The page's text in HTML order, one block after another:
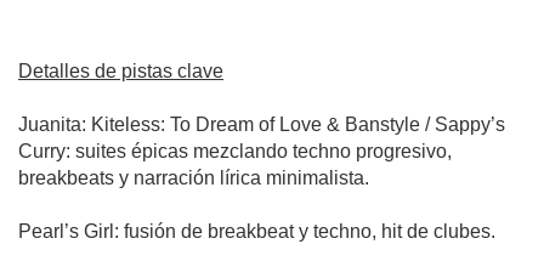
Detalles de pistas clave
Juanita: Kiteless: To Dream of Love & Banstyle / Sappy’s
Curry: suites épicas mezclando techno progresivo,
breakbeats y narración lírica minimalista.
Pearl’s Girl: fusión de breakbeat y techno, hit de clubes.